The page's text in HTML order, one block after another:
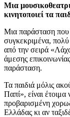
Μια
κινητοποιεί τα
Μια παράσταση που
συγκεκριμένα,
από την σειρά
άμεσης
παράσταση.
Τα παιδιά μόλις
Παπί», είναι
προβαρισμένη
Ελλάδας κι αν